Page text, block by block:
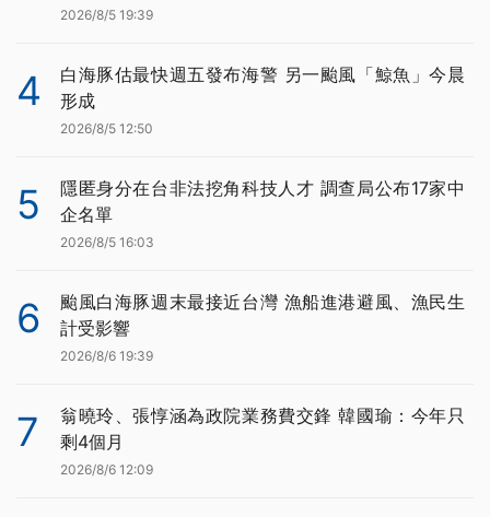
2026/8/5 19:39
4
白海豚估最快週五發布海警 另一颱風「鯨魚」今晨
形成
2026/8/5 12:50
5
隱匿身分在台非法挖角科技人才 調查局公布17家中
企名單
2026/8/5 16:03
6
颱風白海豚週末最接近台灣 漁船進港避風、漁民生
計受影響
2026/8/6 19:39
7
翁曉玲、張惇涵為政院業務費交鋒 韓國瑜：今年只
剩4個月
2026/8/6 12:09